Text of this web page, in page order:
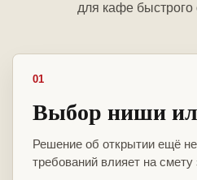
для кафе
01
Выбор ниши
Решение об открытии ещё
требований влияет на смету